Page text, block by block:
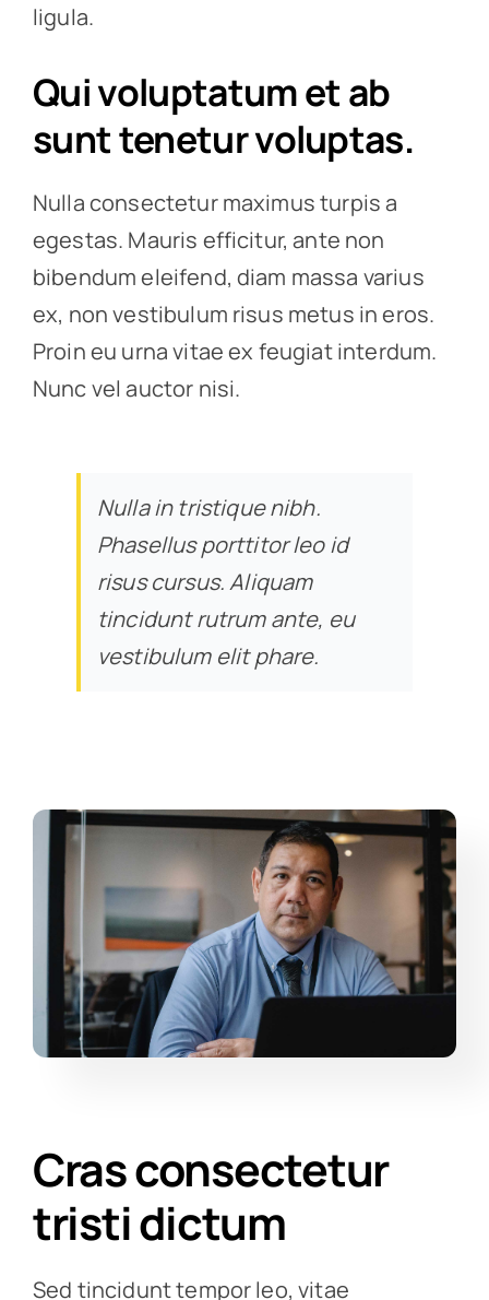
ligula.
Qui voluptatum et ab
sunt tenetur voluptas.
Nulla consectetur maximus turpis a
egestas. Mauris efficitur, ante non
bibendum eleifend, diam massa varius
ex, non vestibulum risus metus in eros.
Proin eu urna vitae ex feugiat interdum.
Nunc vel auctor nisi.
Nulla in tristique nibh.
Phasellus porttitor leo id
risus cursus. Aliquam
tincidunt rutrum ante, eu
vestibulum elit phare.
Cras consectetur
tristi dictum
Sed tincidunt tempor leo, vitae